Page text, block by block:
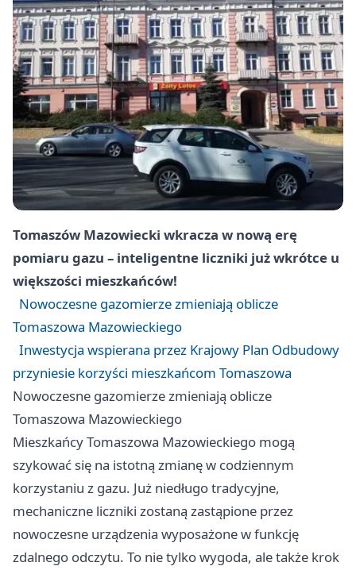
Tomaszów Mazowiecki wkracza w nową erę
pomiaru gazu – inteligentne liczniki już wkrótce u
większości mieszkańców!
Nowoczesne gazomierze zmieniają oblicze
Tomaszowa Mazowieckiego
Inwestycja wspierana przez Krajowy Plan Odbudowy
przyniesie korzyści mieszkańcom Tomaszowa
Nowoczesne gazomierze zmieniają oblicze
Tomaszowa Mazowieckiego
Mieszkańcy Tomaszowa Mazowieckiego mogą
szykować się na istotną zmianę w codziennym
korzystaniu z gazu. Już niedługo tradycyjne,
mechaniczne liczniki zostaną zastąpione przez
nowoczesne urządzenia wyposażone w funkcję
zdalnego odczytu. To nie tylko wygoda, ale także krok